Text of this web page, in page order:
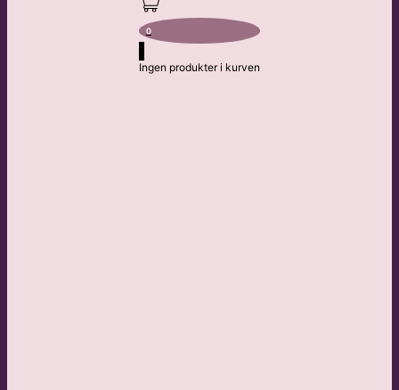
0
Ingen produkter i kurven